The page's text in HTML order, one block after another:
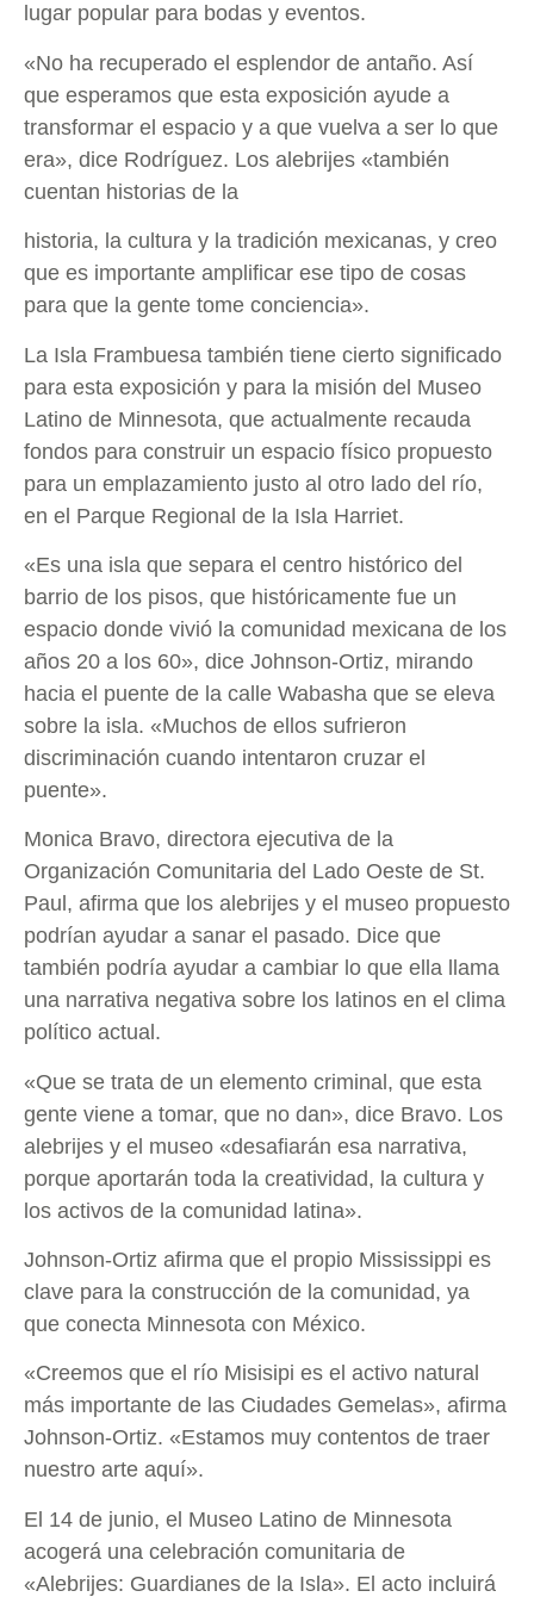
lugar popular para bodas y eventos.
«No ha recuperado el esplendor de antaño. Así
que esperamos que esta exposición ayude a
transformar el espacio y a que vuelva a ser lo que
era», dice Rodríguez. Los alebrijes «también
cuentan historias de la
historia, la cultura y la tradición mexicanas, y creo
que es importante amplificar ese tipo de cosas
para que la gente tome conciencia».
La Isla Frambuesa también tiene cierto significado
para esta exposición y para la misión del Museo
Latino de Minnesota, que actualmente recauda
fondos para construir un espacio físico propuesto
para un emplazamiento justo al otro lado del río,
en el Parque Regional de la Isla Harriet.
«Es una isla que separa el centro histórico del
barrio de los pisos, que históricamente fue un
espacio donde vivió la comunidad mexicana de los
años 20 a los 60», dice Johnson-Ortiz, mirando
hacia el puente de la calle Wabasha que se eleva
sobre la isla. «Muchos de ellos sufrieron
discriminación cuando intentaron cruzar el
puente».
Monica Bravo, directora ejecutiva de la
Organización Comunitaria del Lado Oeste de St.
Paul, afirma que los alebrijes y el museo propuesto
podrían ayudar a sanar el pasado. Dice que
también podría ayudar a cambiar lo que ella llama
una narrativa negativa sobre los latinos en el clima
político actual.
«Que se trata de un elemento criminal, que esta
gente viene a tomar, que no dan», dice Bravo. Los
alebrijes y el museo «desafiarán esa narrativa,
porque aportarán toda la creatividad, la cultura y
los activos de la comunidad latina».
Johnson-Ortiz afirma que el propio Mississippi es
clave para la construcción de la comunidad, ya
que conecta Minnesota con México.
«Creemos que el río Misisipi es el activo natural
más importante de las Ciudades Gemelas», afirma
Johnson-Ortiz. «Estamos muy contentos de traer
nuestro arte aquí».
El 14 de junio, el Museo Latino de Minnesota
acogerá una celebración comunitaria de
«Alebrijes: Guardianes de la Isla». El acto incluirá